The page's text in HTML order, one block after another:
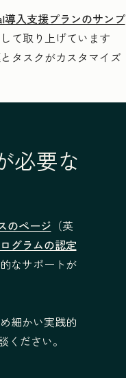
導入支援プランのサンプ
て取り上げています
タスクがカスタマイズ
必要な
のページ （英
グラムの認定
なサポートが
細かい実践的
ださい。